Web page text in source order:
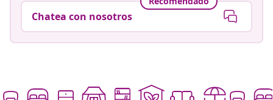
Chatea con nosotros